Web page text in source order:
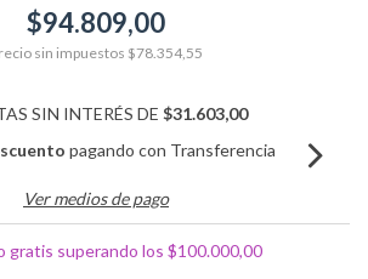
$94.809,00
sin impuestos $78.354,55
SIN INTERÉS DE $31.603,00
pagando con Transferencia
Ver medios de pago
gratis superando los $100.000,00